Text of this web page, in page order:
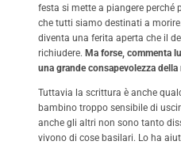
festa si mette a piangere perché
che tutti siamo destinati a
diventa una ferita aperta che il
richiudere. Ma forse, commenta
una grande consapevolezza della
Tuttavia la scrittura è anche
bambino troppo sensibile di
anche gli altri non sono tanto
vivono di cose basilari. Lo ha